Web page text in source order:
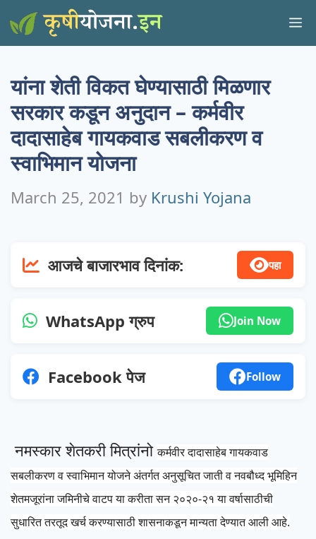
Skip
to
यांना शेती विकत घेण्यासाठी मिळणार
सरकार कडून अनुदान – कर्मवीर
दादासाहेब गायकवाड सबलीकरण व
स्वाभिमान योजना
March 25, 2021 by Krushi Yojana
आजचे बाजारभाव दिनांक: पहा
WhatsApp ग्रुप Join Now
Facebook पेज Follow
नमस्कार शेतकरी मित्रांनोकर्मवीर दादासाहेब गायकवाड
सबलीकरण व स्वाभिमान योजने अंतर्गतअनुसूचित जाती व नवबौध्द भूमिहिन
शेतमजूरांना जमिनीचे वाटप या करीता सन २०२०-२१ या वर्षासाठीची
सुधारित तरतूद खर्च करण्यासाठी शासनाकडून मान्यता देण्यात आली आहे.